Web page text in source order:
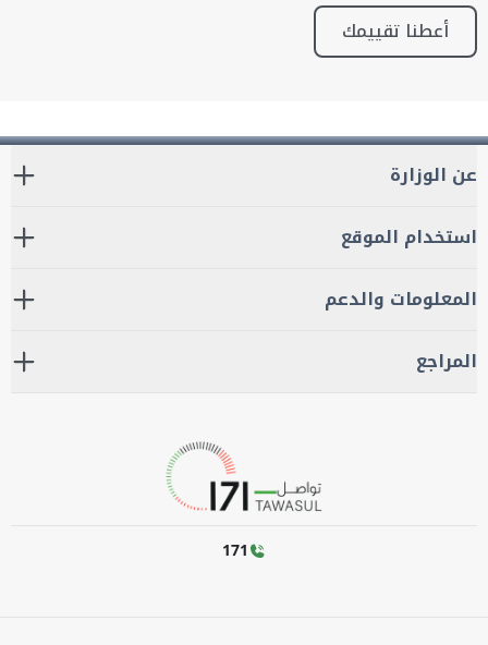
أعطنا تقييمك
عن الوزارة
استخدام الموقع
المعلومات والدعم
المراجع
171